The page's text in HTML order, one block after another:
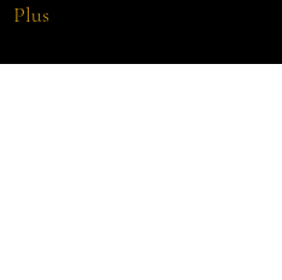
Plus